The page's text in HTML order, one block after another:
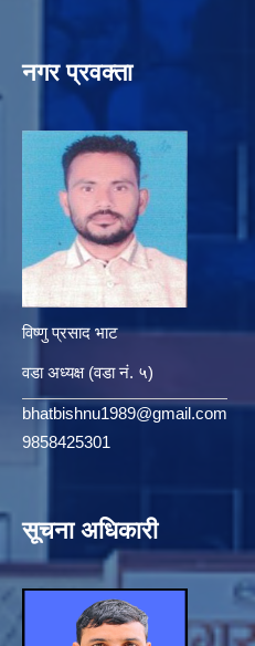
नगर प्रवक्ता
विष्णु प्रसाद भाट
वडा अध्यक्ष (वडा नं. ५)
bhatbishnu1989@gmail.com
9858425301
सूचना अधिकारी